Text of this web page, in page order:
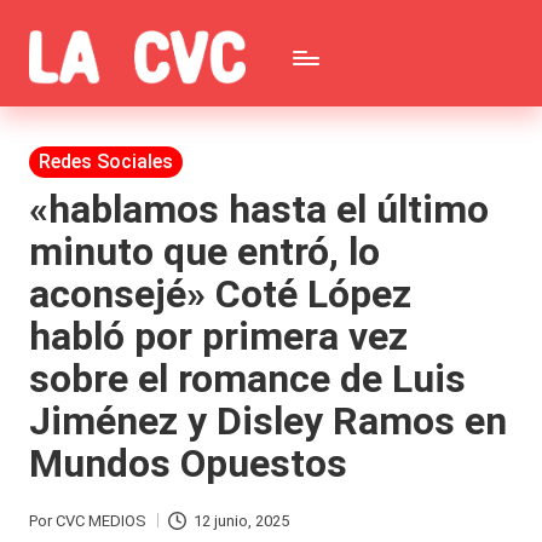
Saltar
al
contenido
C
o
p
u
c
h
a
s
y
F
ar
Todas
las
noticias
de
la
farándula,
Realitys,
Tierra
Brava,
Gran
Publicada
Redes Sociales
«hablamos hasta el último
minuto que entró, lo
aconsejé» Coté López
habló por primera vez
sobre el romance de Luis
Jiménez y Disley Ramos en
Mundos Opuestos
Publicado
PorCVC MEDIOS 12 junio, 2025